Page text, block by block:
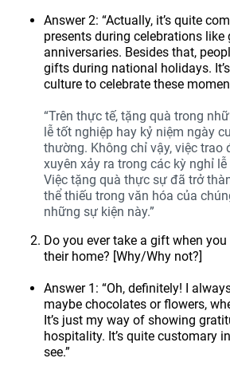
Answer 2: “Actually, it’s quite
presents during celebrations like
anniversaries. Besides that,
gifts during national holidays.
culture to celebrate these
“Trên thực tế, tặng quà trong
lễ tốt nghiệp hay kỷ niệm ngày
thường. Không chỉ vậy, việc trao
xuyên xảy ra trong các kỳ nghỉ
Việc tặng quà thực sự đã trở
thể thiếu trong văn hóa của
những sự kiện này.”
Do you ever take a gift when
their home? [Why/Why not?]
Answer 1: “Oh, definitely! I
maybe chocolates or flowers,
It’s just my way of showing
hospitality. It’s quite customary
see.”